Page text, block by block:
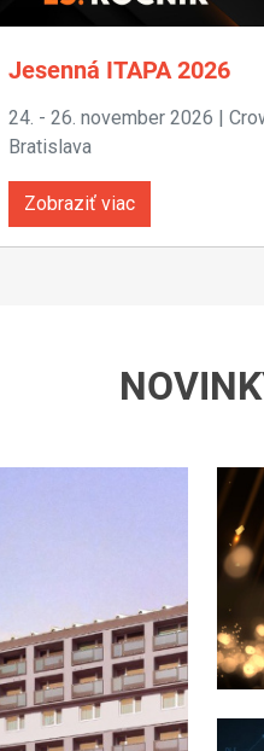
Jesenná ITAPA 2026
24. - 26. november 2026 |
Bratislava
Zobraziť viac